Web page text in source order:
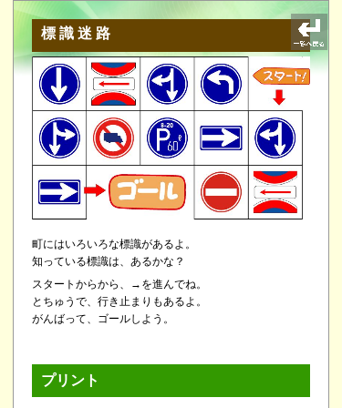
標識迷路
町にはいろいろな標識があるよ。
知っている標識は、あるかな？
スタートからから、→を進んでね。
とちゅうで、行き止まりもあるよ。
がんばって、ゴールしよう。
プリント